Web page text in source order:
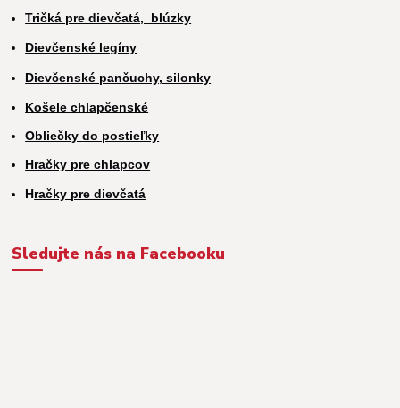
Tričká pre dievčatá, blúzky
Dievčenské legíny
Dievčenské pančuchy, silonky
Košele chlapčenské
Obliečky do postieľky
Hračky pre chlapcov
Hračky pre dievčatá
Sledujte nás na Facebooku